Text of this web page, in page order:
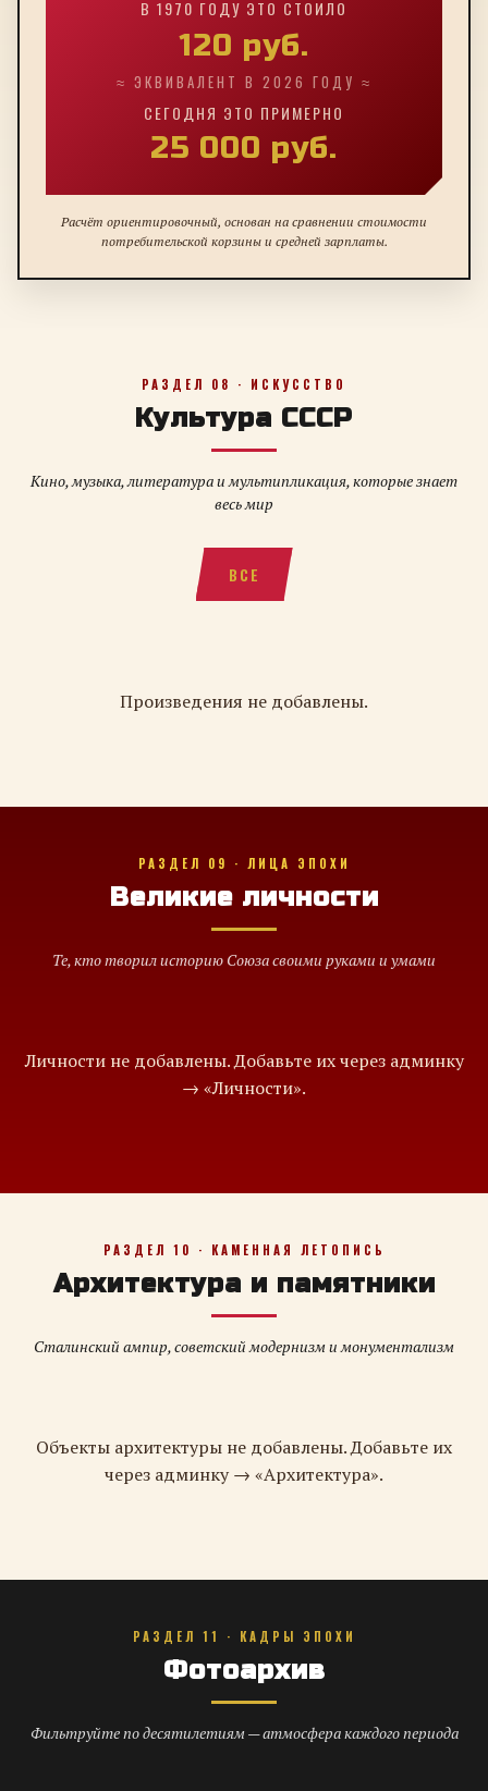
В 1970 ГОДУ ЭТО СТОИЛО
120 руб.
≈ ЭКВИВАЛЕНТ В 2026 ГОДУ ≈
СЕГОДНЯ ЭТО ПРИМЕРНО
25 000 руб.
Расчёт ориентировочный, основан на сравнении стоимости
потребительской корзины и средней зарплаты.
РАЗДЕЛ 08 · ИСКУССТВО
Культура СССР
Кино, музыка, литература и мультипликация, которые знает
весь мир
ВСЕ
Произведения не добавлены.
РАЗДЕЛ 09 · ЛИЦА ЭПОХИ
Великие личности
Те, кто творил историю Союза своими руками и умами
Личности не добавлены. Добавьте их через админку
→ «Личности».
РАЗДЕЛ 10 · КАМЕННАЯ ЛЕТОПИСЬ
Архитектура и памятники
Сталинский ампир, советский модернизм и монументализм
Объекты архитектуры не добавлены. Добавьте их
через админку → «Архитектура».
РАЗДЕЛ 11 · КАДРЫ ЭПОХИ
Фотоархив
Фильтруйте по десятилетиям — атмосфера каждого периода